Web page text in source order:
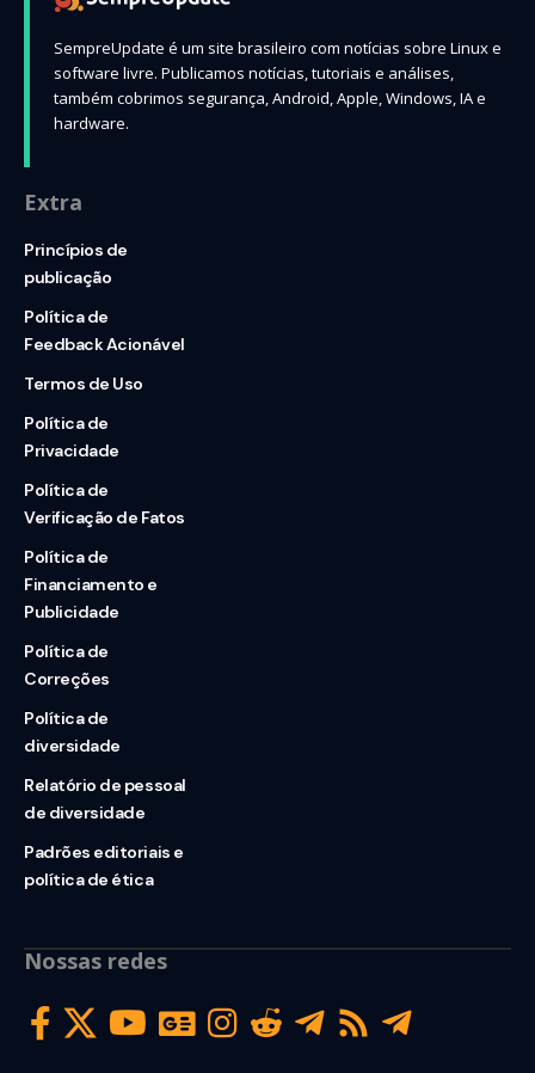
SempreUpdate é um site brasileiro com notícias sobre Linux e
software livre. Publicamos notícias, tutoriais e análises,
também cobrimos segurança, Android, Apple, Windows, IA e
hardware.
Extra
Princípios de
publicação
Política de
Feedback Acionável
Termos de Uso
Política de
Privacidade
Política de
Verificação de Fatos
Política de
Financiamento e
Publicidade
Política de
Correções
Política de
diversidade
Relatório de pessoal
de diversidade
Padrões editoriais e
política de ética
Nossas redes